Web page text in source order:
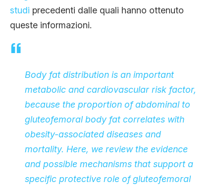
studi precedenti dalle quali hanno ottenuto
queste informazioni.
Body fat distribution is an important
metabolic and cardiovascular risk factor,
because the proportion of abdominal to
gluteofemoral body fat correlates with
obesity-associated diseases and
mortality. Here, we review the evidence
and possible mechanisms that support a
specific protective role of gluteofemoral